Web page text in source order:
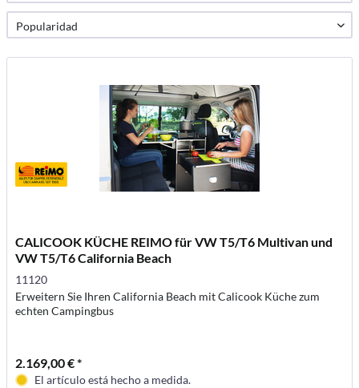
CALICOOK KÜCHE REIMO für VW T5/T6 Multivan und
VW T5/T6 California Beach
11120
Erweitern Sie Ihren California Beach mit Calicook Küche zum
echten Campingbus
2.169,00 € *
El artículo está hecho a medida.